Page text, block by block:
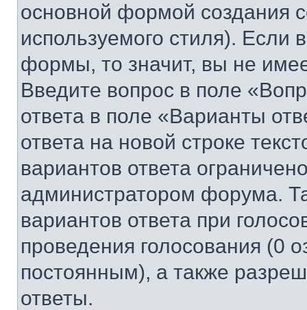
основной формой создания
используемого стиля). Если
формы, то значит, вы не
Введите вопрос в поле
ответа в поле «Варианты
ответа на новой строке
вариантов ответа
администратором форума.
вариантов ответа при
проведения голосования (0
постоянным), а также
ответы.